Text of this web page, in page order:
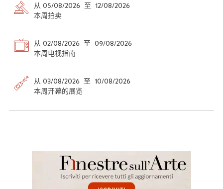
从 05/08/2026 至 12/08/2026
本周拍卖
从 02/08/2026 至 09/08/2026
本周电视指南
从 03/08/2026 至 10/08/2026
本周开幕的展览